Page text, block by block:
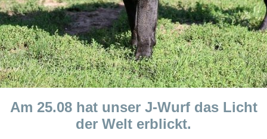
Am 25.08 hat unser J-Wurf das Licht
der Welt erblickt.